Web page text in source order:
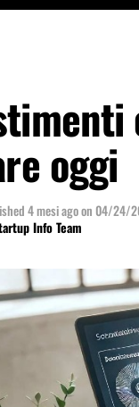
oggi
4 mesi agoon 04/24/
Info Team